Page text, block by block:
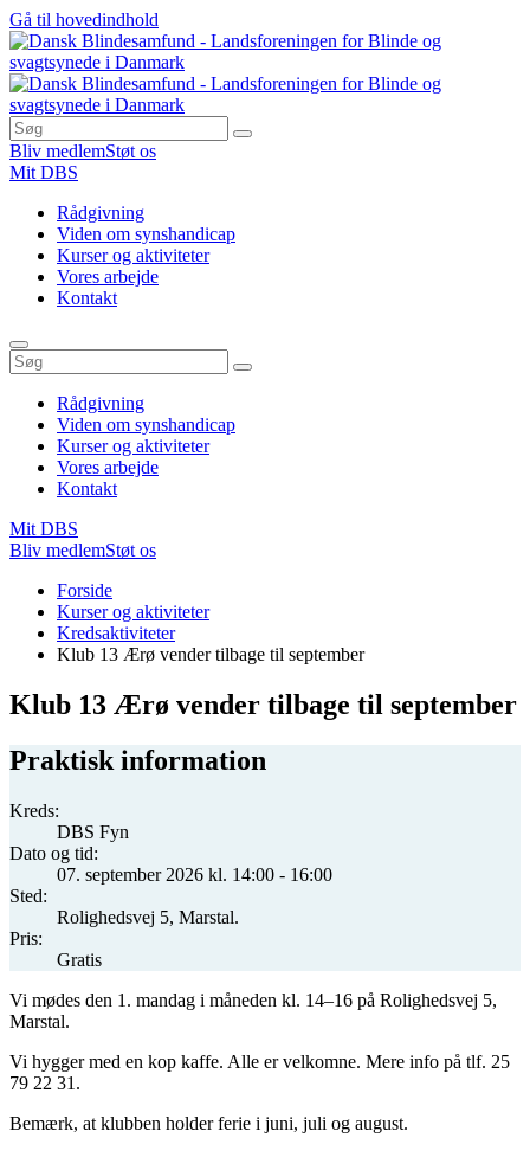
Gå til hovedindhold
Bliv medlemStøt os
Mit DBS
Rådgivning
Viden om synshandicap
Kurser og aktiviteter
Vores arbejde
Kontakt
Rådgivning
Viden om synshandicap
Kurser og aktiviteter
Vores arbejde
Kontakt
Mit DBS
Bliv medlemStøt os
Forside
Kurser og aktiviteter
Kredsaktiviteter
Klub 13 Ærø vender tilbage til september
Klub 13 Ærø vender tilbage til september
Praktisk information
Kreds:
DBS Fyn
Dato og tid:
07. september 2026 kl. 14:00 - 16:00
Sted:
Rolighedsvej 5, Marstal.
Pris:
Gratis
Vi mødes den 1. mandag i måneden kl. 14–16 på Rolighedsvej 5,
Marstal.
Vi hygger med en kop kaffe. Alle er velkomne. Mere info på tlf. 25
79 22 31.
Bemærk, at klubben holder ferie i juni, juli og august.